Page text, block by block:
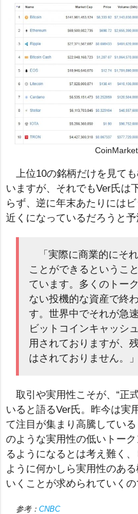
上位10の銘柄だけを見て
いますが、それでもVer氏は
らず、逆に年末あたりには
近くになっているだろうと予
「実際に商業的にそ
ことができるというこ
ています。多くのトー
ない投機的な資産で終
す。世界中でそれが急
ビットコインキャッシ
用されておりますが、
はされておりません。」
取引や実用性こそが、“正
いると語るVer氏。昨今は実
て注目が集まり高騰してい
のような実用性の低いトー
るようになるとは考え難く
ように何かしら実用性のあ
いくことが求められていくの
参考： CNBC